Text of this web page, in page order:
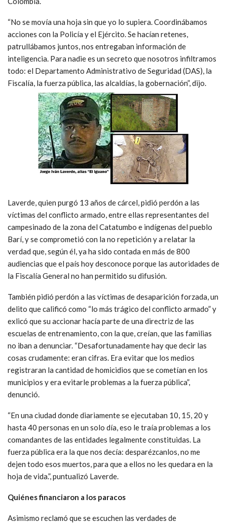
“No se movía una hoja sin que yo lo supiera. Coordinábamos
acciones con la Policía y el Ejército. Se hacían retenes,
patrullábamos juntos, nos entregaban información de
inteligencia. Para nadie es un secreto que nosotros infiltramos
todo: el Departamento Administrativo de Seguridad (DAS), la
Fiscalía, la fuerza pública, las alcaldías, la gobernación”, dijo.
Laverde, quien purgó 13 años de cárcel, pidió perdón a las
víctimas del conflicto armado, entre ellas representantes del
campesinado de la zona del Catatumbo e indígenas del pueblo
Barí, y se comprometió con la no repetición y a relatar la
verdad que, según él, ya ha sido contada en más de 800
audiencias que el país hoy desconoce porque las autoridades de
la Fiscalía General no han permitido su difusión.
También pidió perdón a las víctimas de desaparición forzada, un
delito que calificó como “lo más trágico del conflicto armado” y
exlicó que su accionar hacía parte de una directriz de las
escuelas de entrenamiento, con la que, creían, que las familias
no iban a denunciar. “Desafortunadamente hay que decir las
cosas crudamente: eran cifras. Era evitar que los medios
registraran la cantidad de homicidios que se cometían en los
municipios y era evitarle problemas a la fuerza pública”,
denunció.
“En una ciudad donde diariamente se ejecutaban 10, 15, 20 y
hasta 40 personas en un solo día, eso le traía problemas a los
comandantes de las entidades legalmente constituidas. La
fuerza pública era la que nos decía: desparézcanlos, no me
dejen todo esos muertos, para que a ellos no les quedara en la
hoja de vida.”, puntualizó Laverde.
Quiénes financiaron a los paracos
Asimismo reclamó que se escuchen las verdades de